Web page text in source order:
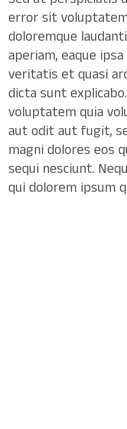
error sit
doloremque
aperiam, eaque
veritatis et quasi
dicta sunt
voluptatem quia
aut odit aut fugit,
magni dolores eos
sequi nesciunt.
qui dolorem ipsum